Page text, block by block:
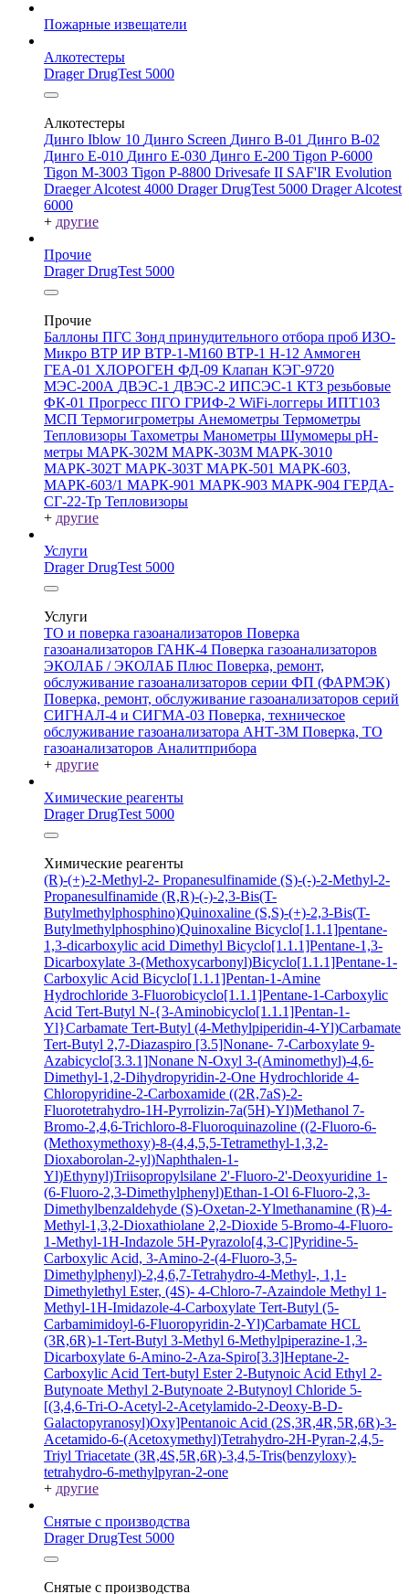
Пожарные извещатели
Алкотестеры
Drager DrugTest 5000
Алкотестеры
Динго Iblow 10 Динго Screen Динго В-01 Динго В-02
Динго Е-010 Динго Е-030 Динго Е-200 Tigon P-6000
Tigon M-3003 Tigon P-8800 Drivesafe II SAF'IR Evolution
Draeger Alcotest 4000 Drager DrugTest 5000 Drager Alcotest
6000
+ другие
Прочие
Drager DrugTest 5000
Прочие
Баллоны ПГС Зонд принудительного отбора проб ИЗО-
Микро ВТР ИР ВТР-1-М160 ВТР-1 Н-12 Аммоген
ГЕА-01 ХЛОРОГЕН ФД-09 Клапан КЭГ-9720
МЭС-200А ДВЭС-1 ДВЭС-2 ИПСЭС-1 КТЗ резьбовые
ФК-01 Прогресс ПГО ГРИФ-2 WiFi-логгеры ИПТ103
МСП Термогигрометры Анемометры Термометры
Тепловизоры Тахометры Манометры Шумомеры pH-
метры МАРК-302М МАРК-303М МАРК-3010
МАРК-302Т МАРК-303Т МАРК-501 МАРК-603,
МАРК-603/1 МАРК-901 МАРК-903 МАРК-904 ГЕРДА-
СГ-22-Тр Тепловизоры
+ другие
Услуги
Drager DrugTest 5000
Услуги
ТО и поверка газоанализаторов Поверка
газоанализаторов ГАНК-4 Поверка газоанализаторов
ЭКОЛАБ / ЭКОЛАБ Плюс Поверка, ремонт,
обслуживание газоанализаторов серии ФП (ФАРМЭК)
Поверка, ремонт, обслуживание газоанализаторов серий
СИГНАЛ-4 и СИГМА-03 Поверка, техническое
обслуживание газоанализатора АНТ-3М Поверка, ТО
газоанализаторов Аналитприбора
+ другие
Химические реагенты
Drager DrugTest 5000
Химические реагенты
(R)-(+)-2-Methyl-2- Propanesulfinamide (S)-(-)-2-Methyl-2-
Propanesulfinamide (R,R)-(-)-2,3-Bis(T-
Butylmethylphosphino)Quinoxaline (S,S)-(+)-2,3-Bis(T-
Butylmethylphosphino)Quinoxaline Bicyclo[1.1.1]pentane-
1,3-dicarboxylic acid Dimethyl Bicyclo[1.1.1]Pentane-1,3-
Dicarboxylate 3-(Methoxycarbonyl)Bicyclo[1.1.1]Pentane-1-
Carboxylic Acid Bicyclo[1.1.1]Pentan-1-Amine
Hydrochloride 3-Fluorobicyclo[1.1.1]Pentane-1-Carboxylic
Acid Tert-Butyl N-{3-Aminobicyclo[1.1.1]Pentan-1-
Yl}Carbamate Tert-Butyl (4-Methylpiperidin-4-Yl)Carbamate
Tert-Butyl 2,7-Diazaspiro [3.5]Nonane- 7-Carboxylate 9-
Azabicyclo[3.3.1]Nonane N-Oxyl 3-(Aminomethyl)-4,6-
Dimethyl-1,2-Dihydropyridin-2-One Hydrochloride 4-
Chloropyridine-2-Carboxamide ((2R,7aS)-2-
Fluorotetrahydro-1H-Pyrrolizin-7a(5H)-Yl)Methanol 7-
Bromo-2,4,6-Trichloro-8-Fluoroquinazoline ((2-Fluoro-6-
(Methoxymethoxy)-8-(4,4,5,5-Tetramethyl-1,3,2-
Dioxaborolan-2-yl)Naphthalen-1-
Yl)Ethynyl)Triisopropylsilane 2'-Fluoro-2'-Deoxyuridine 1-
(6-Fluoro-2,3-Dimethylphenyl)Ethan-1-Ol 6-Fluoro-2,3-
Dimethylbenzaldehyde (S)-Oxetan-2-Ylmethanamine (R)-4-
Methyl-1,3,2-Dioxathiolane 2,2-Dioxide 5-Bromo-4-Fluoro-
1-Methyl-1H-Indazole 5H-Pyrazolo[4,3-C]Pyridine-5-
Carboxylic Acid, 3-Amino-2-(4-Fluoro-3,5-
Dimethylphenyl)-2,4,6,7-Tetrahydro-4-Methyl-, 1,1-
Dimethylethyl Ester, (4S)- 4-Chloro-7-Azaindole Methyl 1-
Methyl-1H-Imidazole-4-Carboxylate Tert-Butyl (5-
Carbamimidoyl-6-Fluoropyridin-2-Yl)Carbamate HCL
(3R,6R)-1-Tert-Butyl 3-Methyl 6-Methylpiperazine-1,3-
Dicarboxylate 6-Amino-2-Aza-Spiro[3.3]Heptane-2-
Carboxylic Acid Tert-butyl Ester 2-Butynoic Acid Ethyl 2-
Butynoate Methyl 2-Butynoate 2-Butynoyl Chloride 5-
[(3,4,6-Tri-O-Acetyl-2-Acetylamido-2-Deoxy-B-D-
Galactopyranosyl)Oxy]Pentanoic Acid (2S,3R,4R,5R,6R)-3-
Acetamido-6-(Acetoxymethyl)Tetrahydro-2H-Pyran-2,4,5-
Triyl Triacetate (3R,4S,5R,6R)-3,4,5-Tris(benzyloxy)-
tetrahydro-6-methylpyran-2-one
+ другие
Снятые с производства
Drager DrugTest 5000
Снятые с производства